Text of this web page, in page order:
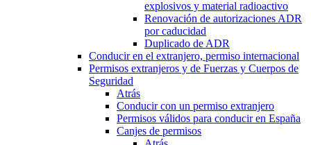
explosivos y material radioactivo
Renovación de autorizaciones ADR
por caducidad
Duplicado de ADR
Conducir en el extranjero, permiso internacional
Permisos extranjeros y de Fuerzas y Cuerpos de
Seguridad
Atrás
Conducir con un permiso extranjero
Permisos válidos para conducir en España
Canjes de permisos